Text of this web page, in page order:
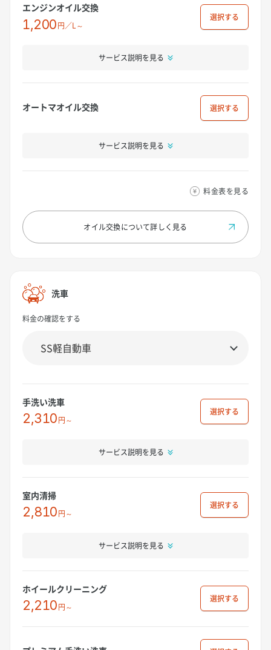
エンジンオイル交換
1,200円／L～
選択
サービス説明を見る
オートマオイル交換 選択
サービス説明を見る
料金表を見る
オイル交換について詳しく見る
洗車
料金の確認をする
手洗い洗車
2,310円～
選択
サービス説明を見る
室内清掃
2,810円～
選択
サービス説明を見る
ホイールクリーニング
2,210円～
選択